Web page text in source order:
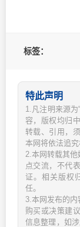
标签：
特此声明
1.凡注明来源
容，版权均归
转载、引用，
本网将依法追究
2.本网转载其
点交流，不代
证。相关版权
任。
3.本网发布的内
购买或决策建
信息整理，如